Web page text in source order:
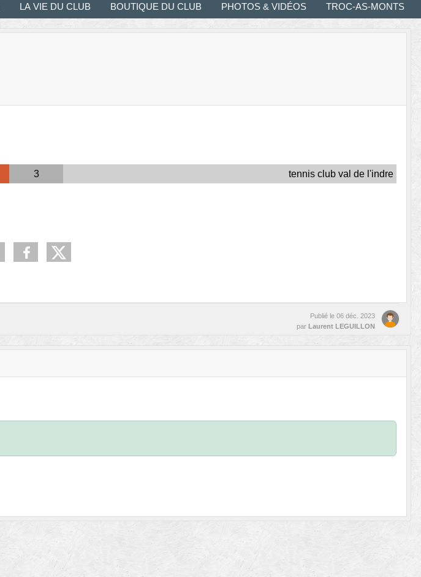
LA VIE DU CLUB BOUTIQUE DU CLUB PHOTOS & VIDÉOS TROC-AS-MONTS
3 tennis club val de l'indre
Publié le 06 déc. 2023
par Laurent LEGUILLON